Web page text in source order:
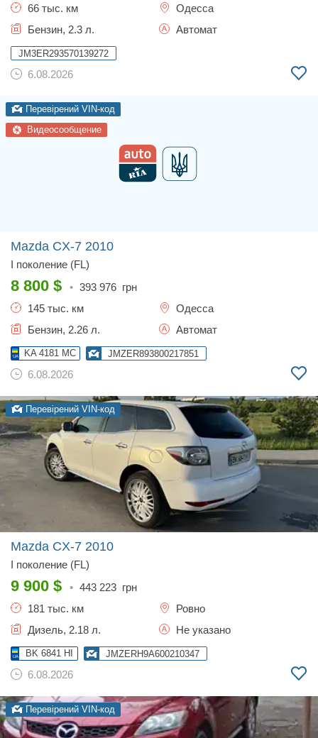
66 тыс. км
Одесса
Бензин, 2.3 л.
Автомат
JM3ER293570139272
6.08.2026
Перевірений VIN-код
Видеосообщение
Mazda CX-7 2010
I поколение (FL)
8 800 $ • 393 976 грн
145 тыс. км
Одесса
Бензин, 2.26 л.
Автомат
KA 4181 MC JMZER893800217851
6.08.2026
Перевірений VIN-код
Mazda CX-7 2010
I поколение (FL)
9 900 $ • 443 223 грн
181 тыс. км
Ровно
Дизель, 2.18 л.
Не указано
BK 6841 HI JMZERH9A600210347
6.08.2026
Перевірений VIN-код